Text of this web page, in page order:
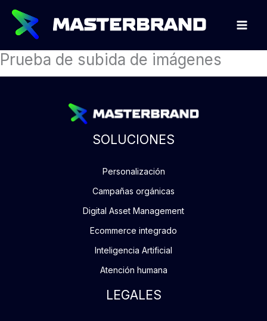
contenido
Prueba de subida de imágenes
SOLUCIONES
Personalización
Campañas orgánicas
Digital Asset Management
Ecommerce integrado
Inteligencia Artificial
Atención humana
LEGALES